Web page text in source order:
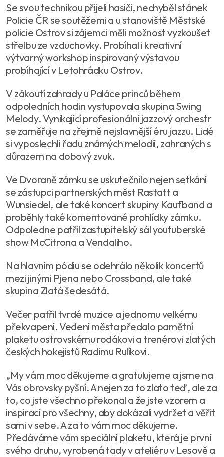
Se svou technikou přijeli hasiči, nechyběl stánek
Policie ČR se soutěžemi a u stanoviště Městské
policie Ostrov si zájemci měli možnost vyzkoušet
střelbu ze vzduchovky. Probíhal i kreativní
výtvarný workshop inspirovaný výstavou
probíhající v Letohrádku Ostrov.
V zákoutí zahrady u Paláce princů během
odpoledních hodin vystupovala skupina Swing
Melody. Vynikající profesionální jazzový orchestr
se zaměřuje na zřejmě nejslavnější éru jazzu. Lidé
si vyposlechli řadu známých melodií, zahraných s
důrazem na dobový zvuk.
Ve Dvoraně zámku se uskutečnilo nejen setkání
se zástupci partnerských měst Rastatt a
Wunsiedel, ale také koncert skupiny Kaufband a
proběhly také komentované prohlídky zámku.
Odpoledne patřil zastupitelský sál youtuberské
show McCitrona a Vendaliho.
Na hlavním pódiu se odehrálo několik koncertů
mezi jinými Pjena nebo Crossband, ale také
skupina Zlatá šedesátá.
Večer patřil tvrdé muzice a jednomu velkému
překvapení. Vedení města předalo pamětní
plaketu ostrovskému rodákovi a trenérovi zlatých
českých hokejistů Radimu Rulíkovi.
„My vám moc děkujeme a gratulujeme a jsme na
Vás obrovsky pyšní. A nejen za to zlato teď, ale za
to, co jste všechno překonal a že jste vzorem a
inspirací pro všechny, aby dokázali vydržet a věřit
sami v sebe. A za to vám moc děkujeme.
Předáváme vám speciální plaketu, která je první
svého druhu, vyrobená tady v ateliéru v Lesově a